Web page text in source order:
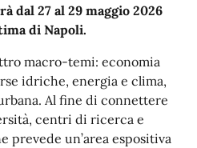
dal 27 al 29 maggio 2026
di Napoli.
macro-temi: economia
idriche, energia e clima,
Al fine di connettere
centri di ricerca e
prevede un’area espositiva